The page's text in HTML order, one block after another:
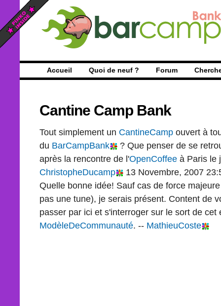
Accueil Quoi de neuf ? Forum
Cantine Camp Bank
Tout simplement un CantineCamp ouvert à
du BarCampBank
? Que penser de se
après la rencontre de l'OpenCoffee à Paris le
ChristopheDucamp
13 Novembre, 2007
Quelle bonne idée! Sauf cas de force
pas une tune), je serais présent. Content de
passer par ici et s'interroger sur le sort de cet
ModèleDeCommunauté. -- MathieuCoste